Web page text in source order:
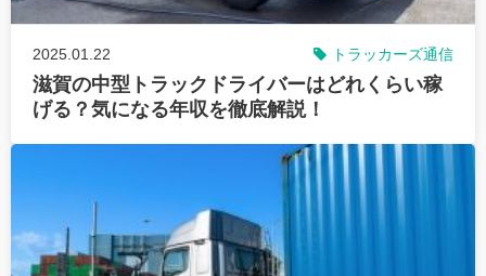
2025.01.22 トラッカーズ通信
滋賀の中型トラックドライバーはどれくらい稼
げる？気になる年収を徹底解説！